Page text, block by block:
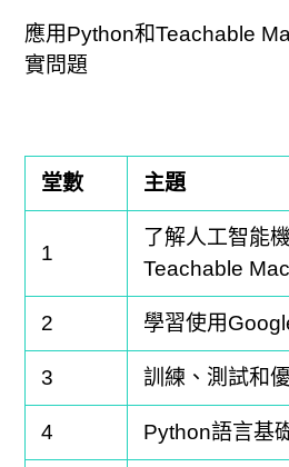
應用Python和Teachable
實問題
堂數 主題
1
了解人工智能
Teachable
2 學習使用
3 訓練、測試和
4 Python語言基